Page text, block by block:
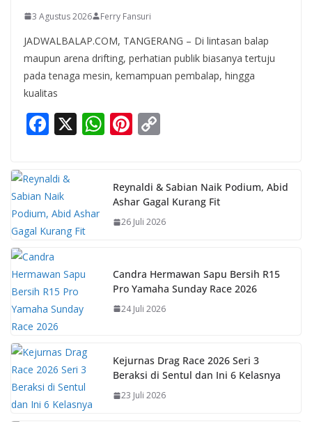
3 Agustus 2026 Ferry Fansuri
JADWALBALAP.COM, TANGERANG – Di lintasan balap
maupun arena drifting, perhatian publik biasanya tertuju
pada tenaga mesin, kemampuan pembalap, hingga
kualitas
F
e
b
o
o
k
X W
s
A
p
Pi
e
st
y
Li
n
Reynaldi & Sabian Naik Podium, Abid
Ashar Gagal Kurang Fit
26 Juli 2026
Candra Hermawan Sapu Bersih R15
Pro Yamaha Sunday Race 2026
24 Juli 2026
Kejurnas Drag Race 2026 Seri 3
Beraksi di Sentul dan Ini 6 Kelasnya
23 Juli 2026